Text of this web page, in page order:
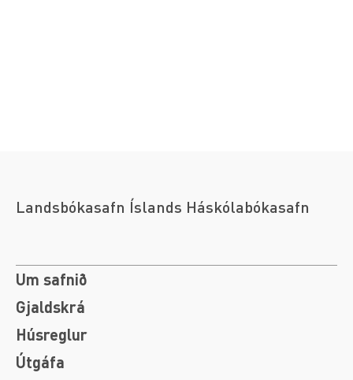
Landsbókasafn Íslands Háskólabókasafn
Um safnið
Gjaldskrá
Húsreglur
Útgáfa